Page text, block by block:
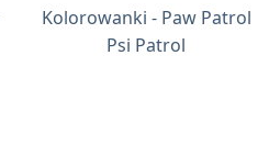
Kolorowanki - Paw Patrol
Psi Patrol